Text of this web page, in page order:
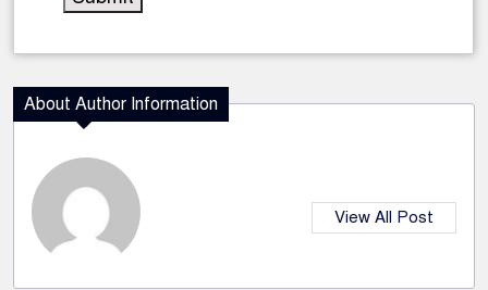
About Author Information
View All Post